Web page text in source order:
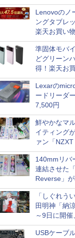
ラーは2色
Lenovoのノ
ングタブレ
楽天お買い
準固体モバ
どグリーン
得！楽天お
Lexarの
ードリーダ
7,500円
鮮やかなマ
イティング
ァン「NZXT
発売、計8製
140mmリバ
連結させた
Reverse」が
一フレーム
「しぐれう
田明神「納
～9日に開催
りや屋台グ
USBケーブ